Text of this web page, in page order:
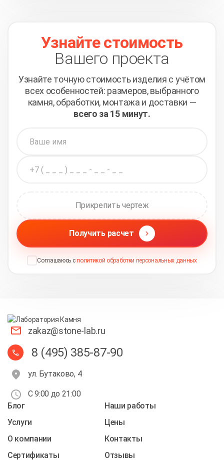
Узнайте стоимость
Вашего проекта
Узнайте точную стоимость изделия с учётом
всех особенностей: размеров, выбранного
камня, обработки, монтажа и доставки —
всего за 15 минут.
Прикрепить чертеж
Получить расчет
Соглашаюсь с политикой обработки персональных данных
zakaz@stone-lab.ru
8 (495) 385-87-90
ул. Бутаково, 4
С 9:00 до 21:00
Блог
Наши работы
Услуги
Цены
О компании
Контакты
Cертификаты
Отзывы